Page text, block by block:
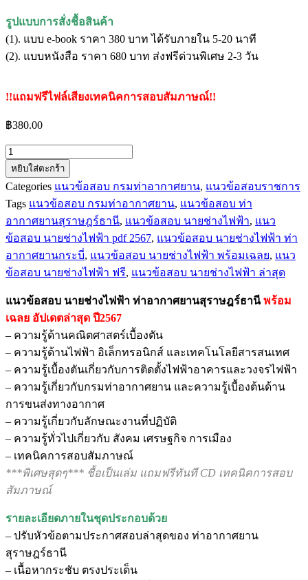
รูปแบบการสั่งชื้อสินค้า
(1). แบบ e-book ราคา 380 บาท ได้รับภายใน 5-20 นาที
(2). แบบหนังสือ ราคา 680 บาท ส่งฟรีด่วนพิเศษ 2-3 วัน
!!แถมฟรีไฟล์เสียงเทคนิคการสอบสัมภาษณ์!!
฿380.00
จำนวน
แนว
ข้อสอบ
นาย
ช่างไฟ
ฟ้า
ท่า
อากาศยาน
ชิ้น
หยิบใส่ตะกร้า
Categories แนวข้อสอบ กรมท่าอากาศยาน, แนวข้อสอบราชการ
Tags แนวข้อสอบ กรมท่าอากาศยาน, แนวข้อสอบ ท่า
อากาศยานสุราษฎร์ธานี, แนวข้อสอบ นายช่างไฟฟ้า, แนว
ข้อสอบ นายช่างไฟฟ้า pdf 2567, แนวข้อสอบ นายช่างไฟฟ้า ท่า
อากาศยานกระบี่, แนวข้อสอบ นายช่างไฟฟ้า พร้อมเฉลย, แนว
ข้อสอบ นายช่างไฟฟ้า ฟรี, แนวข้อสอบ นายช่างไฟฟ้า ล่าสุด
แนวข้อสอบ นายช่างไฟฟ้า ท่าอากาศยานสุราษฎร์ธานีพร้อม
เฉลย อัปเดตล่าสุด ปี2567
– ความรู้ด้านคณิตศาสตร์เบื้องตัน
– ความรู้ด้านไฟฟ้า อิเล็กทรอนิกส์ และเทคโนโลยีสารสนเทศ
– ความรู้เบื้องตันเกี่ยวกับการติดตั้งไฟฟ้าอาคารและวงจรไฟฟ้า
– ความรู้เกี่ยวกับกรมท่าอากาศยาน และความรู้เบื้องต้นด้าน
การขนส่งทางอากาศ
– ความรู้เกี่ยวกับลักษณะงานที่ปฏิบัติ
– ความรู้ทั่วไปเกี่ยวกับ สังคม เศรษฐกิจ การเมือง
– เทคนิคการสอบสัมภาษณ์
***พิเศษสุดๆ*** ชื้อเป็นเล่ม แถมฟรีทันที CD เทคนิคการสอบ
สัมภาษณ์
รายละเอียดภายในชุดประกอบด้วย
– ปรับหัวข้อตามประกาศสอบล่าสุดของ ท่าอากาศยาน
สุราษฎร์ธานี
– เนื้อหากระชับ ตรงประเด็น